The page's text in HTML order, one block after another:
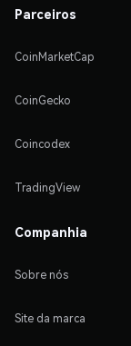
Parceiros
CoinMarketCap
CoinGecko
Coincodex
TradingView
Companhia
Sobre nós
Site da marca